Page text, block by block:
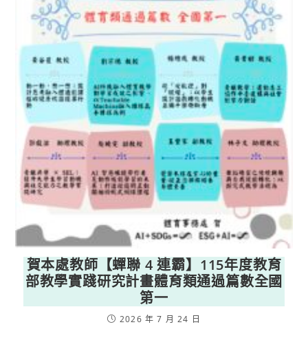
賀本處教師【蟬聯 4 連霸】115年度教育
部教學實踐研究計畫體育類通過篇數全國
第一
2026 年 7 月 24 日